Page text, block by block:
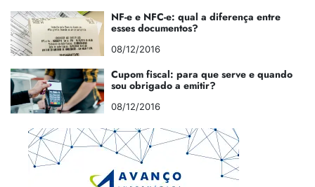
NF-e e NFC-e: qual a diferença entre
esses documentos?
08/12/2016
Cupom fiscal: para que serve e quando
sou obrigado a emitir?
08/12/2016